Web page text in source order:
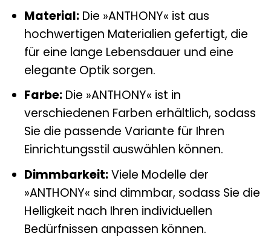
Material:Die »ANTHONY« ist aus
hochwertigen Materialien gefertigt, die
für eine lange Lebensdauer und eine
elegante Optik sorgen.
Farbe:Die »ANTHONY« ist in
verschiedenen Farben erhältlich, sodass
Sie die passende Variante für Ihren
Einrichtungsstil auswählen können.
Dimmbarkeit:Viele Modelle der
»ANTHONY« sind dimmbar, sodass Sie die
Helligkeit nach Ihren individuellen
Bedürfnissen anpassen können.